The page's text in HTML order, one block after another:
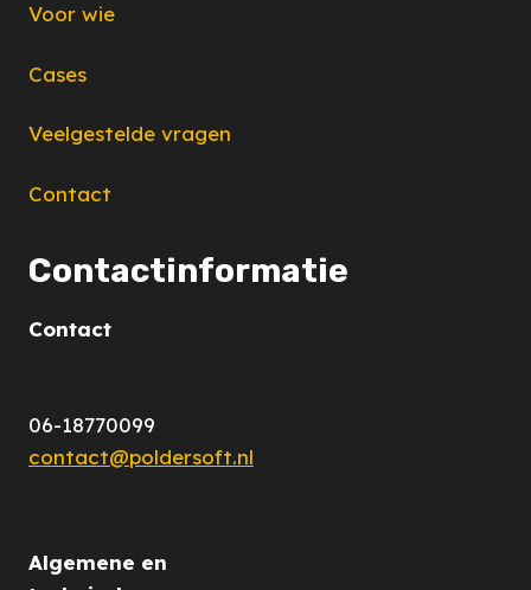
Voor wie
Cases
Veelgestelde vragen
Contact
Contactinformatie
Contact
06-18770099
contact@poldersoft.nl
Algemene en